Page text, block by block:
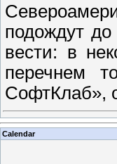
подождут до
вести: в
перечнем
СофтКлаб»,
Calendar